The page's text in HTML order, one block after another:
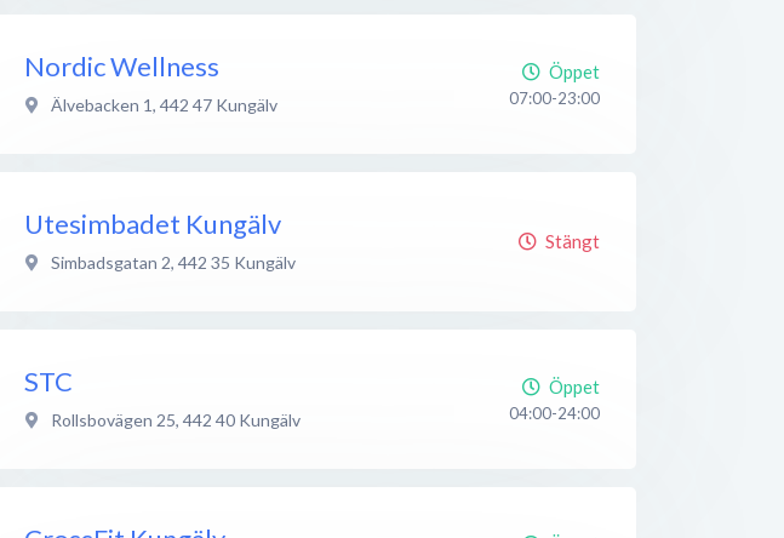
Nordic Wellness
Älvebacken 1, 442 47 Kungälv
Öppet
07:00-23:00
Utesimbadet Kungälv
Simbadsgatan 2, 442 35 Kungälv
Stängt
STC
Rollsbovägen 25, 442 40 Kungälv
Öppet
04:00-24:00